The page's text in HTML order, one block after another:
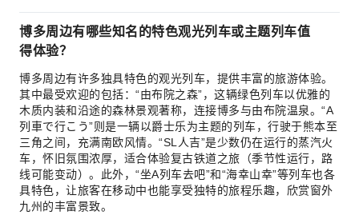
博多周边有哪些知名的特色观光列车或主题列车值
得体验？
博多周边有许多独具特色的观光列车，提供丰富的旅游体验。
其中最受欢迎的包括：“由布院之森”，这辆绿色列车以优雅的
木质内装和沿途的森林景观著称，连接博多与由布院温泉。“A
列車で行こう”则是一辆以爵士乐为主题的列车，行驶于熊本至
三角之间，充满南欧风情。“SL人吉”是少数仍在运行的蒸汽火
车，怀旧氛围浓厚，适合体验复古铁道之旅（季节性运行，路
线可能变动）。此外，“坐A列车去吧”和“海幸山幸”等列车也各
具特色，让旅客在移动中也能享受独特的旅程乐趣，欣赏窗外
九州的丰富景致。